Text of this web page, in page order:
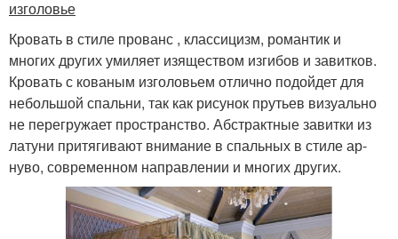
изголовье
Кровать в стиле прованс , классицизм, романтик и
многих других умиляет изяществом изгибов и завитков.
Кровать с кованым изголовьем отлично подойдет для
небольшой спальни, так как рисунок прутьев визуально
не перегружает пространство. Абстрактные завитки из
латуни притягивают внимание в спальных в стиле ар-
нуво, современном направлении и многих других.